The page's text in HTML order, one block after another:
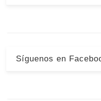
Síguenos en